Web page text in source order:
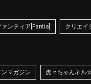
ァンティア[Fantia] クリエイ
ンマガジン 虎々ちゃんネル